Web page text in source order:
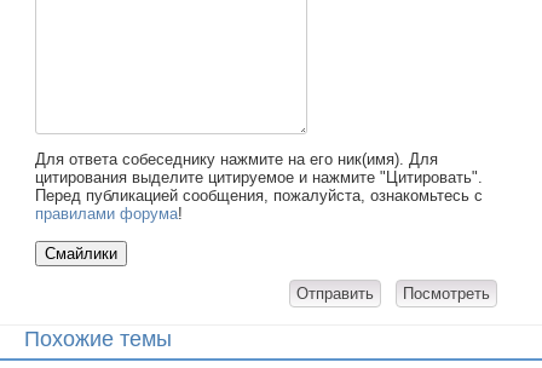
Для ответа собеседнику нажмите на его ник(имя). Для
цитирования выделите цитируемое и нажмите "Цитировать".
Перед публикацией сообщения, пожалуйста, ознакомьтесь с
правилами форума!
Похожие темы